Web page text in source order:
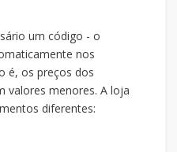
um código - o
nos
é, os preços dos
valores menores. A loja
diferentes: